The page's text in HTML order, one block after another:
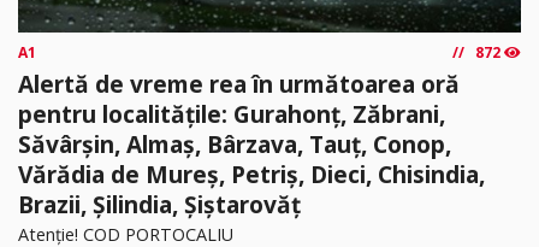
A1 872
Alertă de vreme rea în următoarea oră
pentru localitățile: Gurahonț, Zăbrani,
Săvârșin, Almaș, Bârzava, Tauț, Conop,
Vărădia de Mureș, Petriș, Dieci, Chisindia,
Brazii, Șilindia, Șiștarovăț
Atenție! COD PORTOCALIU